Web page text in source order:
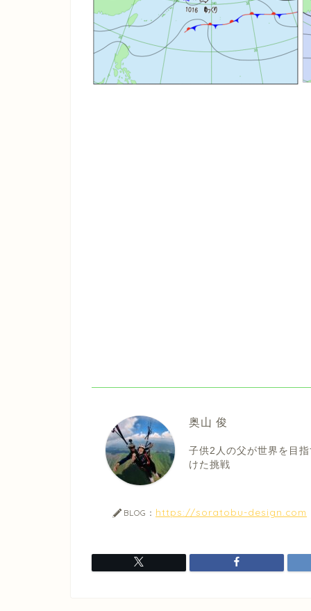
奥山 俊
子供2人の父が世界を目
けた挑戦
BLOG： https://soratobu-design.com